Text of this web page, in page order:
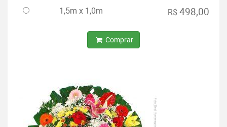
1,5m x 1,0m R$ 498,00
Comprar